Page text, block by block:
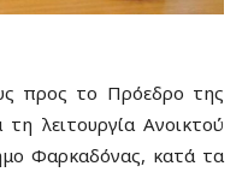
προς το Πρόεδρο της
λειτουργία Ανοικτού
Φαρκαδόνας, κατά τα